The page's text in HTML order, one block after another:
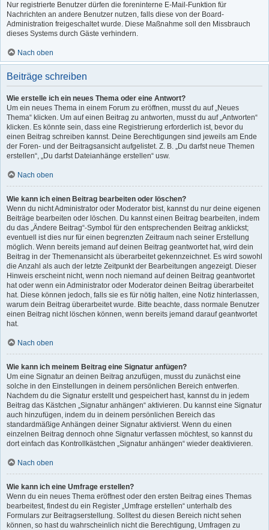
Nur registrierte Benutzer dürfen die foreninterne E-Mail-Funktion für
Nachrichten an andere Benutzer nutzen, falls diese von der Board-
Administration freigeschaltet wurde. Diese Maßnahme soll den Missbrauch
dieses Systems durch Gäste verhindern.
Nach oben
Beiträge schreiben
Wie erstelle ich ein neues Thema oder eine Antwort?
Um ein neues Thema in einem Forum zu eröffnen, musst du auf „Neues
Thema“ klicken. Um auf einen Beitrag zu antworten, musst du auf „Antworten“
klicken. Es könnte sein, dass eine Registrierung erforderlich ist, bevor du
einen Beitrag schreiben kannst. Deine Berechtigungen sind jeweils am Ende
der Foren- und der Beitragsansicht aufgelistet. Z. B. „Du darfst neue Themen
erstellen“, „Du darfst Dateianhänge erstellen“ usw.
Nach oben
Wie kann ich einen Beitrag bearbeiten oder löschen?
Wenn du nicht Administrator oder Moderator bist, kannst du nur deine eigenen
Beiträge bearbeiten oder löschen. Du kannst einen Beitrag bearbeiten, indem
du das „Ändere Beitrag“-Symbol für den entsprechenden Beitrag anklickst;
eventuell ist dies nur für einen begrenzten Zeitraum nach seiner Erstellung
möglich. Wenn bereits jemand auf deinen Beitrag geantwortet hat, wird dein
Beitrag in der Themenansicht als überarbeitet gekennzeichnet. Es wird sowohl
die Anzahl als auch der letzte Zeitpunkt der Bearbeitungen angezeigt. Dieser
Hinweis erscheint nicht, wenn noch niemand auf deinen Beitrag geantwortet
hat oder wenn ein Administrator oder Moderator deinen Beitrag überarbeitet
hat. Diese können jedoch, falls sie es für nötig halten, eine Notiz hinterlassen,
warum dein Beitrag überarbeitet wurde. Bitte beachte, dass normale Benutzer
einen Beitrag nicht löschen können, wenn bereits jemand darauf geantwortet
hat.
Nach oben
Wie kann ich meinem Beitrag eine Signatur anfügen?
Um eine Signatur an deinen Beitrag anzufügen, musst du zunächst eine
solche in den Einstellungen in deinem persönlichen Bereich entwerfen.
Nachdem du die Signatur erstellt und gespeichert hast, kannst du in jedem
Beitrag das Kästchen „Signatur anhängen“ aktivieren. Du kannst eine Signatur
auch hinzufügen, indem du in deinem persönlichen Bereich das
standardmäßige Anhängen deiner Signatur aktivierst. Wenn du einen
einzelnen Beitrag dennoch ohne Signatur verfassen möchtest, so kannst du
dort einfach das Kontrollkästchen „Signatur anhängen“ wieder deaktivieren.
Nach oben
Wie kann ich eine Umfrage erstellen?
Wenn du ein neues Thema eröffnest oder den ersten Beitrag eines Themas
bearbeitest, findest du ein Register „Umfrage erstellen“ unterhalb des
Formulars zur Beitragserstellung. Solltest du diesen Bereich nicht sehen
können, so hast du wahrscheinlich nicht die Berechtigung, Umfragen zu